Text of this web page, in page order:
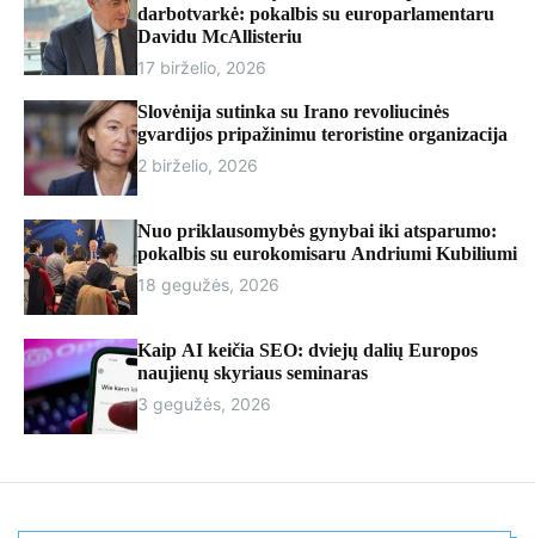
r
darbotvarkė: pokalbis su europarlamentaru
Davidu McAllisteriu
17 birželio, 2026
Slovėnija sutinka su Irano revoliucinės
gvardijos pripažinimu teroristine organizacija
2 birželio, 2026
Nuo priklausomybės gynybai iki atsparumo:
pokalbis su eurokomisaru Andriumi Kubiliumi
18 gegužės, 2026
Kaip AI keičia SEO: dviejų dalių Europos
naujienų skyriaus seminaras
3 gegužės, 2026